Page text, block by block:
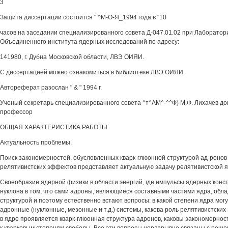
3
Защита диссертации состоится " ^М-О-Я_1994 года в "10
часов на заседании специализированного совета Д-047.01.02 при
Объединенного института ядерных исследований по адресу:
141980, г. Дубна Московской области, ЛВЭ ОИЯИ.
С диссертацией можно ознакомиться в библиотеке ЛВЭ ОИЯИ.
Автореферат разослан " & " 1994 г.
Ученый секретарь специализированного совета ^т^АМ^-^^Ф) М.Ф. Лихачев
профессор
ОБЩАЯ ХАРАКТЕРИСТИКА РАБОТЫ
Актуальность проблемы.
Поиск закономерностей, обусловленных кварк-глюонной структурой ад-
релятивистских эффектов представляет актуальную задачу релятивистской
Своеобразие ядерной физики в области энергий, где импульсы ядерных
нуклона в том, что сами адроны, являющиеся составными частями ядра,
структурой и поэтому естественно встают вопросы: в какой степени ядра
адронные (нуклонные, мезонные и т.д.) системы, какова роль
в ядре проявляется кварк-глюонная структура адронов, каковы